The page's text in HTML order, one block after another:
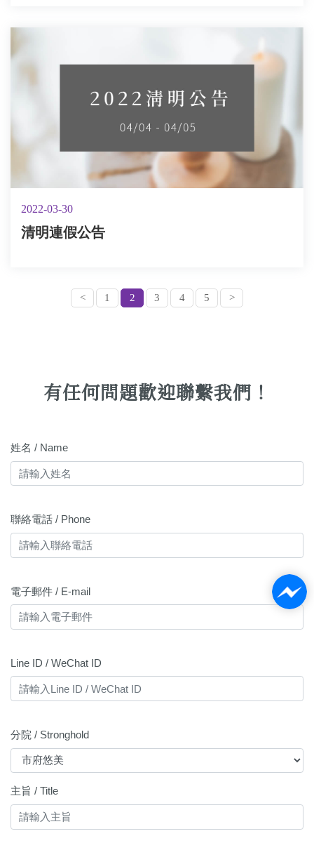
2022-03-30
清明連假公告
< 1 2 3 4 5 >
有任何問題歡迎聯繫我們！
姓名 / Name
聯絡電話 / Phone
電子郵件 / E-mail
Line ID / WeChat ID
分院 / Stronghold
主旨 / Title